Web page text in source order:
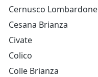
Cernusco Lombardone
Cesana Brianza
Civate
Colico
Colle Brianza